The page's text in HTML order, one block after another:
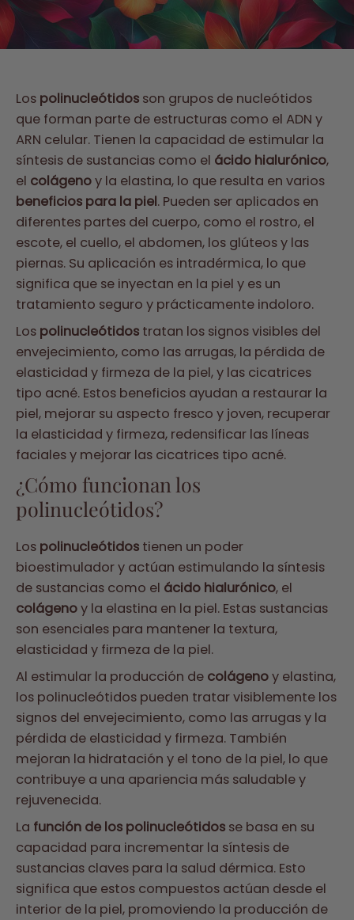
Los polinucleótidos son grupos de nucleótidos
que forman parte de estructuras como el ADN y
ARN celular. Tienen la capacidad de estimular la
síntesis de sustancias como el ácido hialurónico,
el colágenoy la elastina, lo que resulta en varios
beneficios para la piel. Pueden ser aplicados en
diferentes partes del cuerpo, como el rostro, el
escote, el cuello, el abdomen, los glúteos y las
piernas. Su aplicación es intradérmica, lo que
significa que se inyectan en la piel y es un
tratamiento seguro y prácticamente indoloro.
Los polinucleótidos tratan los signos visibles del
envejecimiento, como las arrugas, la pérdida de
elasticidad y firmeza de la piel, y las cicatrices
tipo acné. Estos beneficios ayudan a restaurar la
piel, mejorar su aspecto fresco y joven, recuperar
la elasticidad y firmeza, redensificar las líneas
faciales y mejorar las cicatrices tipo acné.
¿Cómo funcionan los
polinucleótidos?
Los polinucleótidos tienen un poder
bioestimulador y actúan estimulando la síntesis
de sustancias como el ácido hialurónico, el
colágenoy la elastina en la piel. Estas sustancias
son esenciales para mantener la textura,
elasticidad y firmeza de la piel.
Al estimular la producción de colágenoy elastina,
los polinucleótidos pueden tratar visiblemente los
signos del envejecimiento, como las arrugas y la
pérdida de elasticidad y firmeza. También
mejoran la hidratación y el tono de la piel, lo que
contribuye a una apariencia más saludable y
rejuvenecida.
La función de los polinucleótidos se basa en su
capacidad para incrementar la síntesis de
sustancias claves para la salud dérmica. Esto
significa que estos compuestos actúan desde el
interior de la piel, promoviendo la producción de